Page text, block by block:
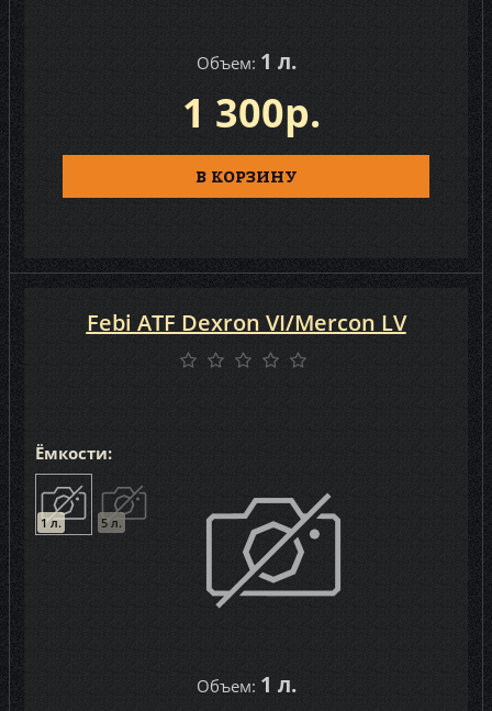
Объем: 1 л.
1 300р.
В КОРЗИНУ
Ёмкости:
1 л. 5 л.
Объем: 1 л.
Febi ATF Dexron VI/Mercon LV